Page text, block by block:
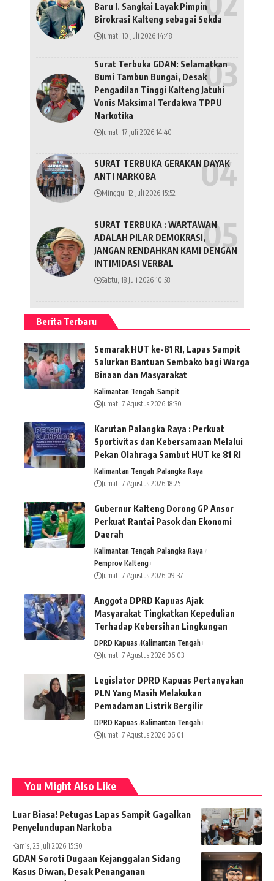
Baru I. Sangkai Layak Pimpin
Birokrasi Kalteng sebagai Sekda
Jumat, 10 Juli 2026 14:48
Surat Terbuka GDAN: Selamatkan
Bumi Tambun Bungai, Desak
Pengadilan Tinggi Kalteng Jatuhi
Vonis Maksimal Terdakwa TPPU
Narkotika
Jumat, 17 Juli 2026 14:40
SURAT TERBUKA GERAKAN DAYAK
ANTI NARKOBA
Minggu, 12 Juli 2026 15:52
SURAT TERBUKA : WARTAWAN
ADALAH PILAR DEMOKRASI,
JANGAN RENDAHKAN KAMI DENGAN
INTIMIDASI VERBAL
Sabtu, 18 Juli 2026 10:58
Berita Terbaru
Semarak HUT ke-81 RI, Lapas Sampit
Salurkan Bantuan Sembako bagi Warga
Binaan dan Masyarakat
Kalimantan Tengah Sampit
Jumat, 7 Agustus 2026 18:30
Karutan Palangka Raya : Perkuat
Sportivitas dan Kebersamaan Melalui
Pekan Olahraga Sambut HUT ke 81 RI
Kalimantan Tengah Palangka Raya
Jumat, 7 Agustus 2026 18:25
Gubernur Kalteng Dorong GP Ansor
Perkuat Rantai Pasok dan Ekonomi
Daerah
Kalimantan Tengah Palangka Raya
Pemprov Kalteng
Jumat, 7 Agustus 2026 09:37
Anggota DPRD Kapuas Ajak
Masyarakat Tingkatkan Kepedulian
Terhadap Kebersihan Lingkungan
DPRD Kapuas Kalimantan Tengah
Jumat, 7 Agustus 2026 06:03
Legislator DPRD Kapuas Pertanyakan
PLN Yang Masih Melakukan
Pemadaman Listrik Bergilir
DPRD Kapuas Kalimantan Tengah
Jumat, 7 Agustus 2026 06:01
You Might Also Like
Luar Biasa! Petugas Lapas Sampit Gagalkan
Penyelundupan Narkoba
Kamis, 23 Juli 2026 15:30
GDAN Soroti Dugaan Kejanggalan Sidang
Kasus Diwan, Desak Penanganan